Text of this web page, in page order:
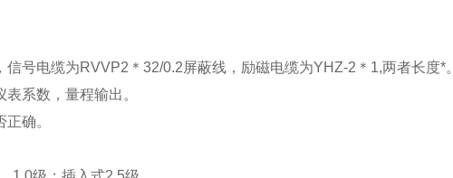
号电缆为RVVP2＊32/0.2屏蔽线，励磁电缆为YHZ-2＊1,两者长度*。
系数，量程输出。
确。